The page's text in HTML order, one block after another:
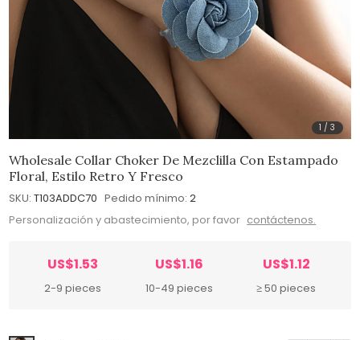
1 /3
Wholesale Collar Choker De Mezclilla Con Estampado
Floral, Estilo Retro Y Fresco
SKU: T103ADDC70 Pedido mínimo: 2
Personalización y abastecimiento, por favor contáctenos.
US$1.53
2-9 pieces
US$1.16
10-49 pieces
US$1.12
≥ 50 pieces